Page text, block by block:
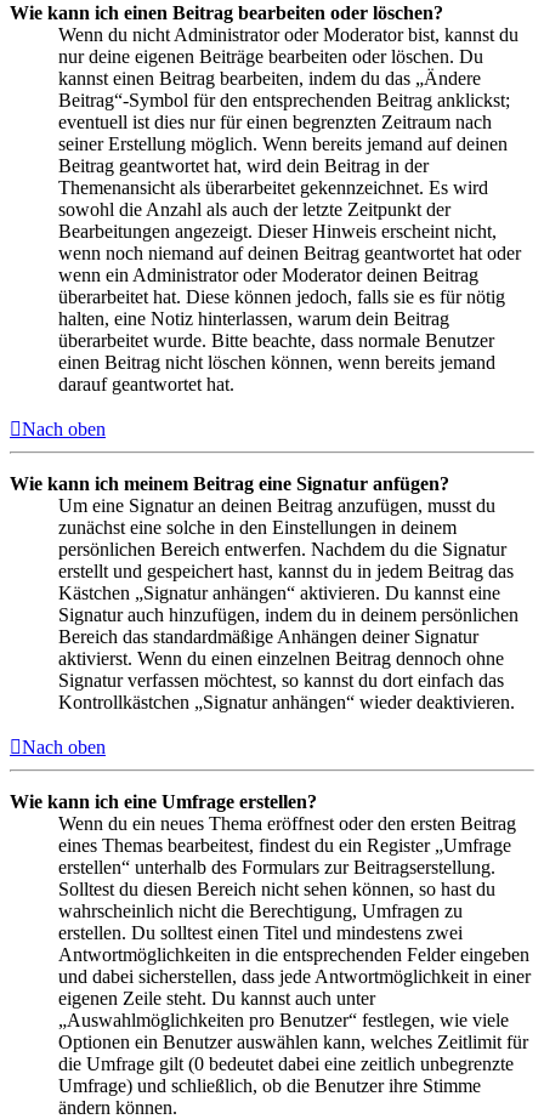
Wie kann ich einen Beitrag bearbeiten oder löschen?
Wenn du nicht Administrator oder Moderator bist, kannst du
nur deine eigenen Beiträge bearbeiten oder löschen. Du
kannst einen Beitrag bearbeiten, indem du das „Ändere
Beitrag“-Symbol für den entsprechenden Beitrag anklickst;
eventuell ist dies nur für einen begrenzten Zeitraum nach
seiner Erstellung möglich. Wenn bereits jemand auf deinen
Beitrag geantwortet hat, wird dein Beitrag in der
Themenansicht als überarbeitet gekennzeichnet. Es wird
sowohl die Anzahl als auch der letzte Zeitpunkt der
Bearbeitungen angezeigt. Dieser Hinweis erscheint nicht,
wenn noch niemand auf deinen Beitrag geantwortet hat oder
wenn ein Administrator oder Moderator deinen Beitrag
überarbeitet hat. Diese können jedoch, falls sie es für nötig
halten, eine Notiz hinterlassen, warum dein Beitrag
überarbeitet wurde. Bitte beachte, dass normale Benutzer
einen Beitrag nicht löschen können, wenn bereits jemand
darauf geantwortet hat.
Nach oben
Wie kann ich meinem Beitrag eine Signatur anfügen?
Um eine Signatur an deinen Beitrag anzufügen, musst du
zunächst eine solche in den Einstellungen in deinem
persönlichen Bereich entwerfen. Nachdem du die Signatur
erstellt und gespeichert hast, kannst du in jedem Beitrag das
Kästchen „Signatur anhängen“ aktivieren. Du kannst eine
Signatur auch hinzufügen, indem du in deinem persönlichen
Bereich das standardmäßige Anhängen deiner Signatur
aktivierst. Wenn du einen einzelnen Beitrag dennoch ohne
Signatur verfassen möchtest, so kannst du dort einfach das
Kontrollkästchen „Signatur anhängen“ wieder deaktivieren.
Nach oben
Wie kann ich eine Umfrage erstellen?
Wenn du ein neues Thema eröffnest oder den ersten Beitrag
eines Themas bearbeitest, findest du ein Register „Umfrage
erstellen“ unterhalb des Formulars zur Beitragserstellung.
Solltest du diesen Bereich nicht sehen können, so hast du
wahrscheinlich nicht die Berechtigung, Umfragen zu
erstellen. Du solltest einen Titel und mindestens zwei
Antwortmöglichkeiten in die entsprechenden Felder eingeben
und dabei sicherstellen, dass jede Antwortmöglichkeit in einer
eigenen Zeile steht. Du kannst auch unter
„Auswahlmöglichkeiten pro Benutzer“ festlegen, wie viele
Optionen ein Benutzer auswählen kann, welches Zeitlimit für
die Umfrage gilt (0 bedeutet dabei eine zeitlich unbegrenzte
Umfrage) und schließlich, ob die Benutzer ihre Stimme
ändern können.